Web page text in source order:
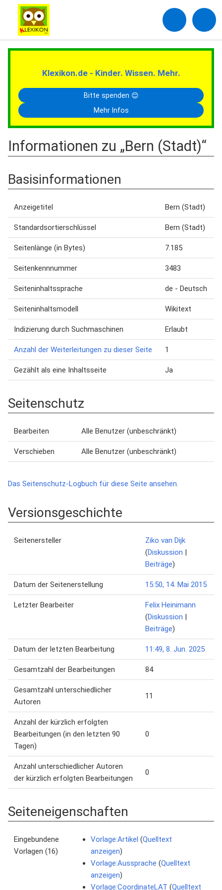
Klexikon.de - Kinder. Wissen. Mehr.
Bitte spenden 😊
Mehr Infos
Informationen zu „Bern (Stadt)“
Basisinformationen
Anzeigetitel Bern (Stadt)
Standardsortierschlüssel Bern (Stadt)
Seitenlänge (in Bytes) 7.185
Seitenkennnummer 3483
Seiteninhaltssprache de - Deutsch
Seiteninhaltsmodell Wikitext
Indizierung durch Suchmaschinen Erlaubt
Anzahl der Weiterleitungen zu dieser Seite 1
Gezählt als eine Inhaltsseite Ja
Seitenschutz
Bearbeiten Alle Benutzer (unbeschränkt)
Verschieben Alle Benutzer (unbeschränkt)
Das Seitenschutz-Logbuch für diese Seite ansehen.
Versionsgeschichte
Seitenersteller
Ziko van Dijk
(Diskussion |
Beiträge)
Datum der Seitenerstellung 15:50, 14. Mai 2015
Letzter Bearbeiter
Felix Heinimann
(Diskussion |
Beiträge)
Datum der letzten Bearbeitung 11:49, 8. Jun. 2025
Gesamtzahl der Bearbeitungen 84
Gesamtzahl unterschiedlicher
Autoren
11
Anzahl der kürzlich erfolgten
Bearbeitungen (in den letzten 90
Tagen)
0
Anzahl unterschiedlicher Autoren
der kürzlich erfolgten Bearbeitungen
0
Seiteneigenschaften
Eingebundene
Vorlagen (16)
Vorlage:Artikel (Quelltext
anzeigen)
Vorlage:Aussprache (Quelltext
anzeigen)
Vorlage:CoordinateLAT (Quelltext